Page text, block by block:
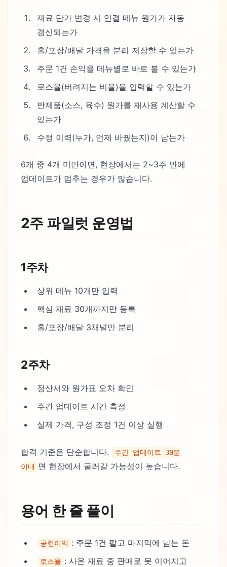
재료 단가 변경 시 연결 메뉴 원가가 자동
갱신되는가
홀/포장/배달 가격을 분리 저장할 수 있는가
주문 1건 손익을 메뉴별로 바로 볼 수 있는가
로스율(버려지는 비율)을 입력할 수 있는가
반제품(소스, 육수) 원가를 재사용 계산할 수
있는가
수정 이력(누가, 언제 바꿨는지)이 남는가
6개 중 4개 미만이면, 현장에서는 2~3주 안에
업데이트가 멈추는 경우가 많습니다.
2주 파일럿 운영법
1주차
상위 메뉴 10개만 입력
핵심 재료 30개까지만 등록
홀/포장/배달 3채널만 분리
2주차
정산서와 원가표 오차 확인
주간 업데이트 시간 측정
실제 가격, 구성 조정 1건 이상 실행
합격 기준은 단순합니다.
주간 업데이트 30분
이내
면 현장에서 굴러갈 가능성이 높습니다.
용어 한 줄 풀이
공헌이익 : 주문 1건 팔고 마지막에 남는 돈
로스율 : 사온 재료 중 판매로 못 이어지고